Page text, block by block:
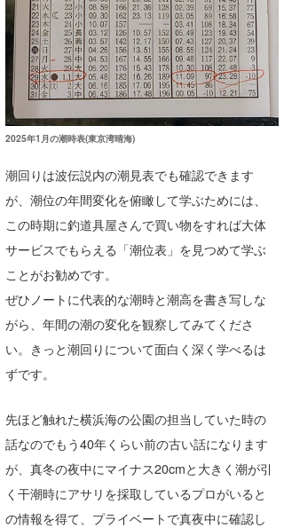
2025年1月の潮時表(東京湾晴海)
潮回りは波伝説内の潮見表でも確認できます
が、潮位の年間変化を俯瞰して学ぶためには、
この時期に釣道具屋さんで買い物をすれば大体
サービスでもらえる「潮位表」を見つめて学ぶ
ことがお勧めです。
ぜひノートに代表的な潮時と潮高を書き写しな
がら、年間の潮の変化を観察してみてくださ
い。きっと潮回りについて面白く深く学べるは
ずです。
先ほど触れた横浜海の公園の担当していた時の
話なのでもう40年くらい前の古い話になります
が、真冬の夜中にマイナス20cmと大きく潮が引
く干潮時にアサリを採取しているプロがいると
の情報を得て、プライベートで真夜中に確認し